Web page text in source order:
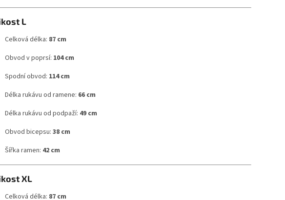
L
Celková délka: 87 cm
Obvod v poprsí: 104 cm
Spodní obvod: 114 cm
Délka rukávu od ramene: 66 cm
Délka rukávu od podpaží: 49 cm
Obvod bicepsu: 38 cm
Šířka ramen: 42 cm
XL
Celková délka: 87 cm